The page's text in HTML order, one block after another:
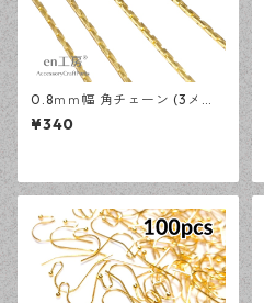
0.8ｍｍ幅 角チェーン (3メー
トル) ゴールド アクセサリー
パーツ 基礎パーツ ハンドメイ
¥340